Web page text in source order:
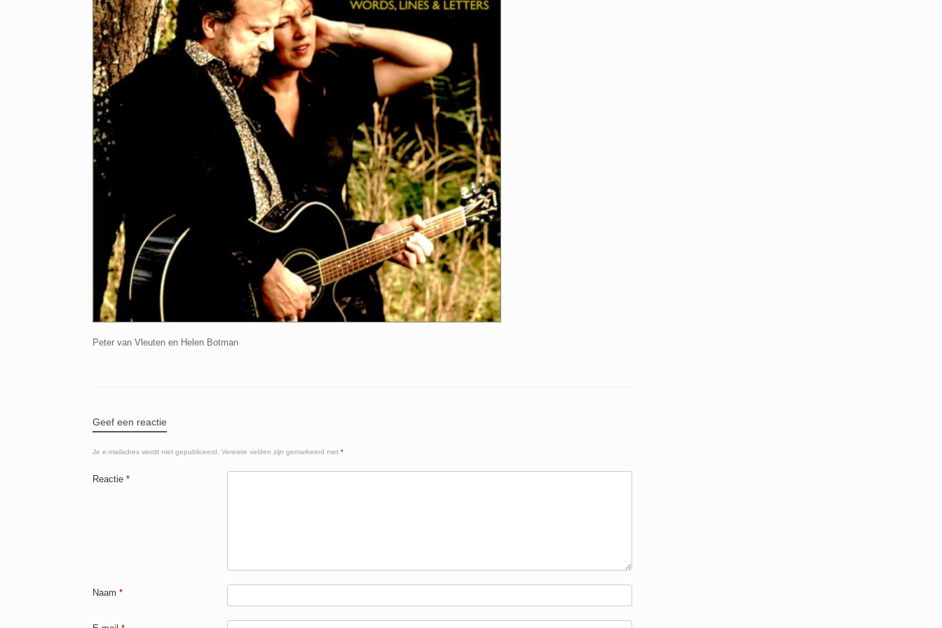
Peter van Vleuten en Helen Botman
Geef een reactie
Je e-mailadres wordt niet gepubliceerd. Vereiste velden zijn gemarkeerd met *
Reactie *
Naam *